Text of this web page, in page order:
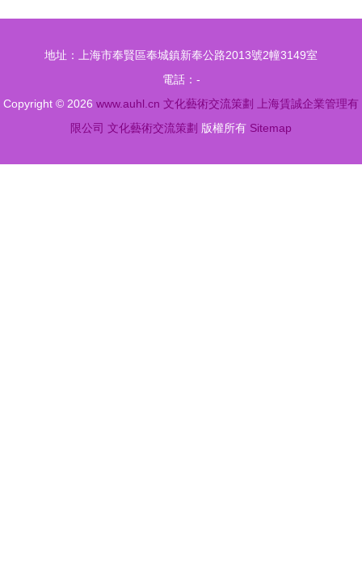
文化藝術設
落幕
地址：上海市奉賢區奉城鎮新奉公路2013號2幢3149室
電話：-
Copyright © 2026 www.auhl.cn 文化藝術交流策劃
上海賃誠企業管理有
限公司 文化藝術交流策劃 版權所有 Sitemap